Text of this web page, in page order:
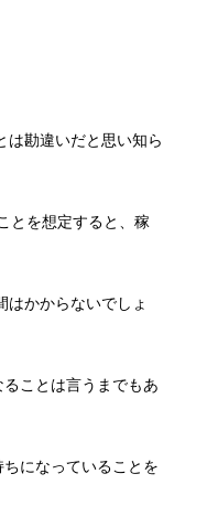
は勘違いだと思い知ら
とを想定すると、稼
はかからないでしょ
ことは言うまでもあ
になっていることを